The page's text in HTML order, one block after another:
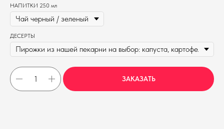
НАПИТКИ 250 мл
ДЕСЕРТЫ
ЗАКАЗАТЬ